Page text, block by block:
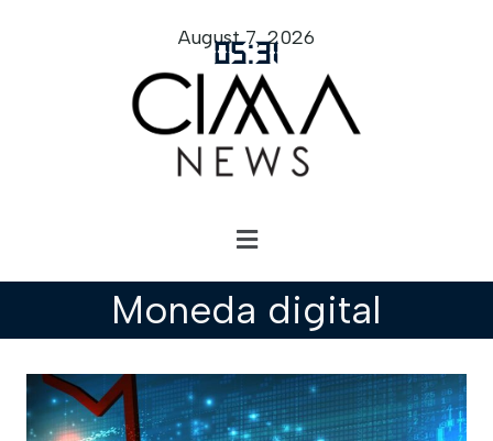
05:31
August 7, 2026
Moneda digital